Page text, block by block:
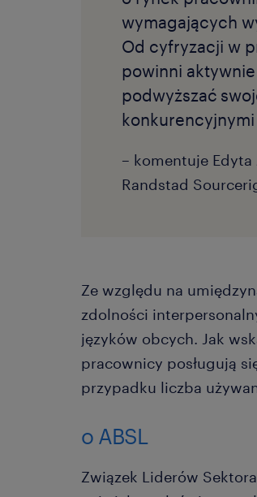
wymagających
Od cyfryzacji w
powinni
podwyższać
– komentuje Edyta
Randstad
Ze względu na
zdolności
języków obcych. Jak
pracownicy posługują
przypadku liczba
o ABSL
Związek Liderów